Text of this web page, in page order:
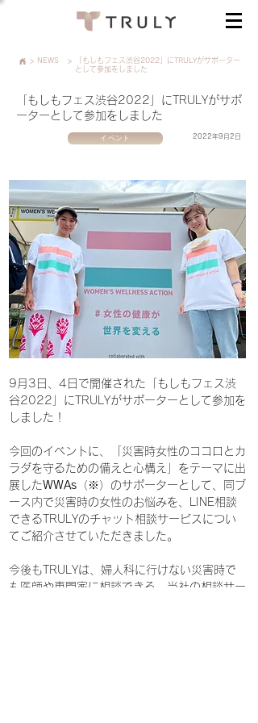
> NEWS >
「もしもフェス渋谷2022」にTRULYがサポーター
として参加をしました
「もしもフェス渋谷2022」にTRULYがサポ
ーターとして参加をしました
イベント 2022年9月2日
9月3日、4日で開催された「もしもフェス渋
谷2022」にTRULYがサポーターとして参加を
しました！
今回のイベントに、「災害時女性のココロとカ
ラダを守るための備えと心構え」をテーマに出
展したWWAs （※）のサポーターとして、同ブ
ース内で災害時の女性のお悩みを、LINE相談
できるTRULYのチャット相談サービスについ
てご紹介させていただきました。
今後もTRULYは、婦人科に行けない災害時で
も医師や専門家に相談できる、当社の相談サー